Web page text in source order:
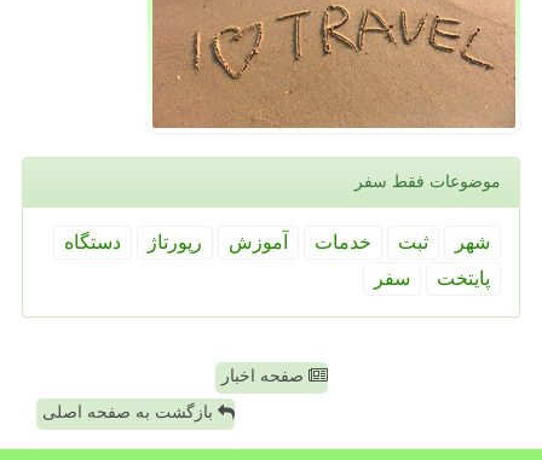
موضوعات فقط سفر
شهر ثبت خدمات آموزش رپورتاژ
دستگاه
پایتخت
سفر
صفحه اخبار
بازگشت به صفحه اصلی